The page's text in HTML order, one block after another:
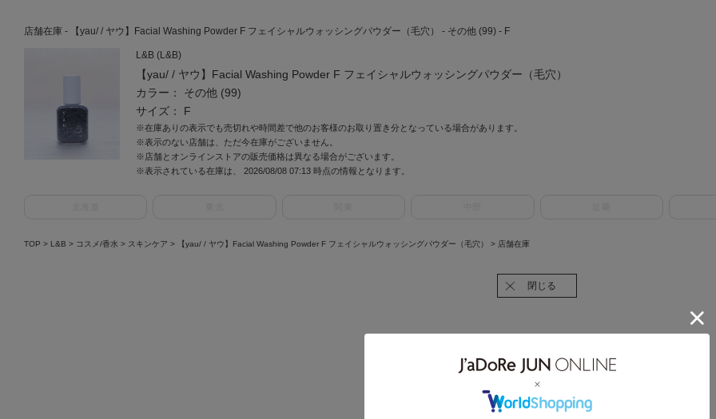
店舗在庫 - 【yau/ / ヤウ】Facial Washing Powder F フェイシャルウォッシングパウダー（毛穴） - その他 (99) - F
L&B (L&B)
【yau/ / ヤウ】Facial Washing Powder F フェイシャルウォッシングパウダー（毛穴）
カラー： その他 (99)
サイズ： F
※在庫ありの表示でも売切れや時間差で他のお客様のお取り置き分となっている場合があります。
※表示のない店舗は、ただ今在庫がございません。
※店舗とオンラインストアの販売価格は異なる場合がございます。
※表示されている在庫は、 2026/08/08 07:13 時点の情報となります。
TOP > L&B > コスメ/香水 > スキンケア > 【yau/ / ヤウ】Facial Washing Powder F フェイシャルウォッシングパウダー（毛穴） > 店舗在庫
閉じる